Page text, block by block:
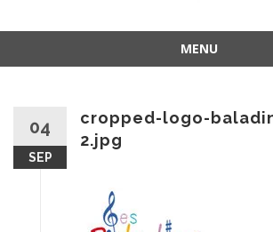
MENU
04
SEP
cropped-logo-
2.jpg